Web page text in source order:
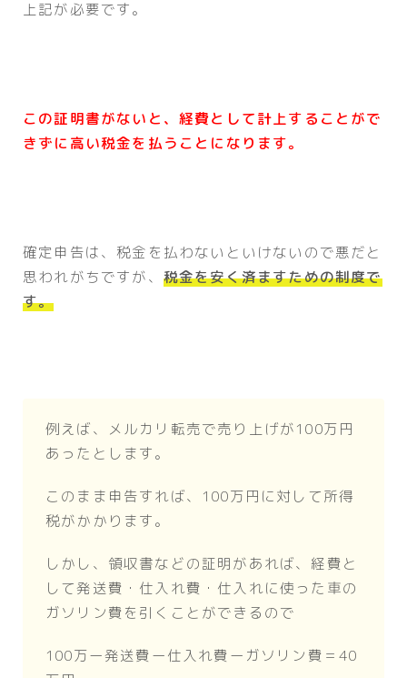
上記が必要です。
この証明書がないと、経費として計上することがで
きずに高い税金を払うことになります。
確定申告は、税金を払わないといけないので悪だと
思われがちですが、 税金を安く済ますための制度で
す。
例えば、メルカリ転売で売り上げが100万円
あったとします。
このまま申告すれば、100万円に対して所得
税がかかります。
しかし、領収書などの証明があれば、経費と
して発送費・仕入れ費・仕入れに使った車の
ガソリン費を引くことができるので
100万ー発送費ー仕入れ費ーガソリン費＝40